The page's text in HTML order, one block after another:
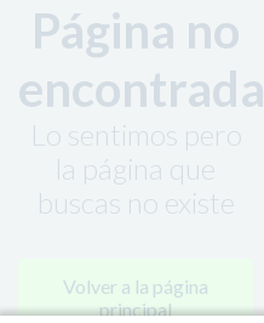
Página no
encontrada
Lo sentimos pero
la página que
buscas no existe
Volver a la página
principal